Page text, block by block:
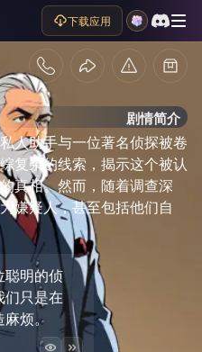
下载应用
剧情简介
人助手与一位著名侦探被卷
复杂的线索，揭示这个被认
真相。然而，随着调查深
嫌疑人，甚至包括他们自
聪明的侦
们只是在
烦。